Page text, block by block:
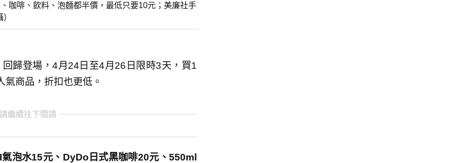
咖啡、飲料、泡麵都半價，最低只要10元；美廉社手
歸登場，4月24日至4月26日限時3天，買1
商品，折扣也更低。
繼續往下閱讀
泡水15元、DyDo日式黑咖啡20元、550ml